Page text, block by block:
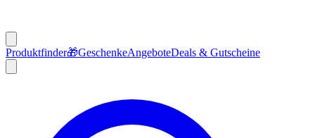
Produktfinder🎁GeschenkeAngeboteDeals & Gutscheine